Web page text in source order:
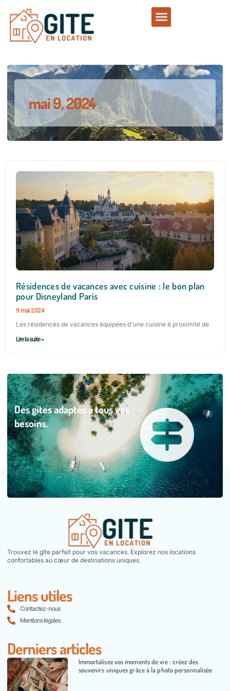
mai 9, 2024
Résidences de vacances avec cuisine : le bon plan
pour Disneyland Paris
9 mai 2024
Les résidences de vacances équipées d'une cuisine à proximité de
Lire la suite »
Des gîtes adaptés à tous vos
besoins.
Trouvez le gîte parfait pour vos vacances. Explorez nos locations
confortables au cœur de destinations uniques.
Liens utiles
Contactez-nous
Mentions légales
Derniers articles
Immortalisez vos moments de vie : créez des
souvenirs uniques grâce à la photo personnalisée